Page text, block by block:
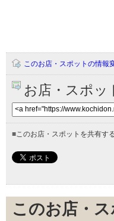
このお店・スポットの情報
お店・スポッ
■ このお店・スポットを共有す
このお店・